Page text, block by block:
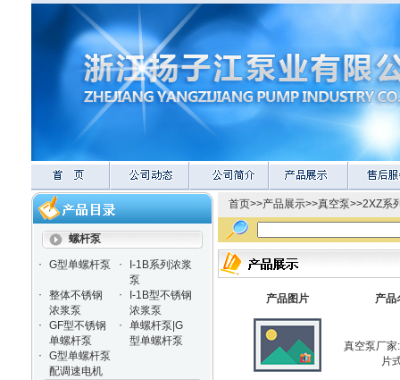
螺杆泵
·
G型单螺杆泵 ·
I-1B系列浓浆
泵
·
整体不锈钢
浓浆泵
·
I-1B型不锈钢
浓浆泵
·
GF型不锈钢
单螺杆泵
·
单螺杆泵|G
型单螺杆泵
·
G型单螺杆泵
配调速电机
首页>>产品展示>>真空泵>>2XZ系
产品图片 产品
真空泵厂家
片